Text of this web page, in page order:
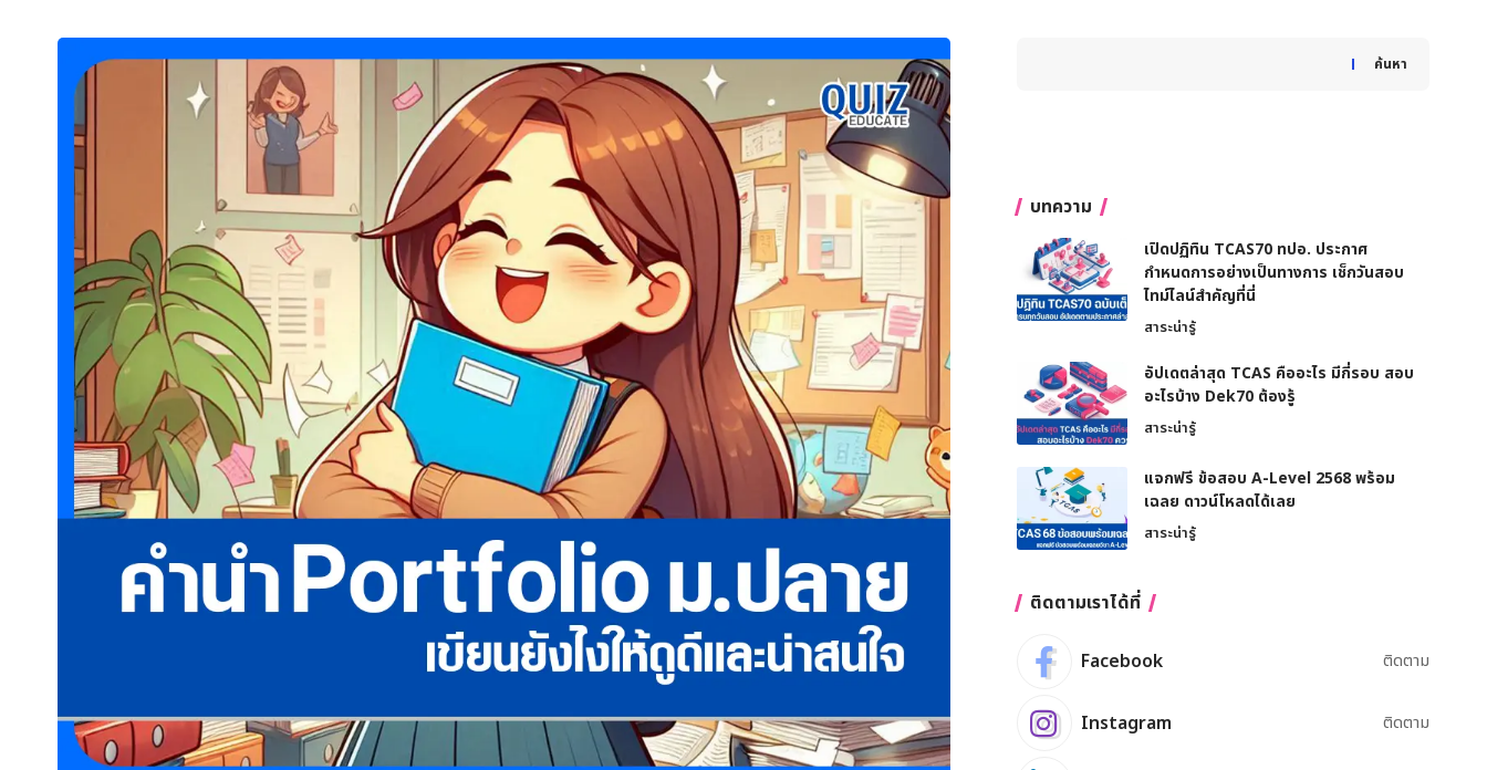
ค้นหา
When autocomplete results are available use up and
บทความ
เปิดปฏิทิน TCAS70 ทปอ. ประกาศ
กำหนดการอย่างเป็นทางการ เช็กวันสอบ
ไทม์ไลน์สำคัญที่นี่
สาระน่ารู้
อัปเดตล่าสุด TCAS คืออะไร มีกี่รอบ สอบ
อะไรบ้าง Dek70 ต้องรู้
สาระน่ารู้
แจกฟรี ข้อสอบ A-Level 2568 พร้อม
เฉลย ดาวน์โหลดได้เลย
สาระน่ารู้
ติดตามเราได้ที่
Facebook ติดตาม
Instagram ติดตาม